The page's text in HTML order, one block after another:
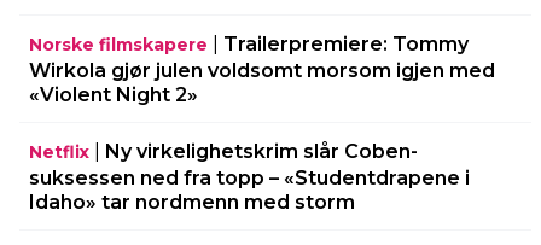
Norske filmskapere
Trailerpremiere: Tommy
Wirkola gjør julen voldsomt morsom igjen med
«Violent Night 2»
Netflix
Ny virkelighetskrim slår Coben-
suksessen ned fra topp – «Studentdrapene i
Idaho» tar nordmenn med storm